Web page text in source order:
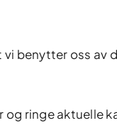
benytter oss av
ringe aktuelle